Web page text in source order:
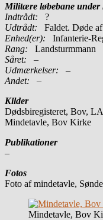
Militære løbebane under
Indtrådt: ?
Udtrådt: Faldet. Døde
Enhed(er):
Infanterie-
Rang:
Landsturmmann
Såret: –
Udmærkelser: –
Andet: –
Kilder
Dødsbiregisteret, Bov,
Mindetavle, Bov Kirke
Publikationer
–
Fotos
Foto af mindetavle,
Mindetavle, Bov